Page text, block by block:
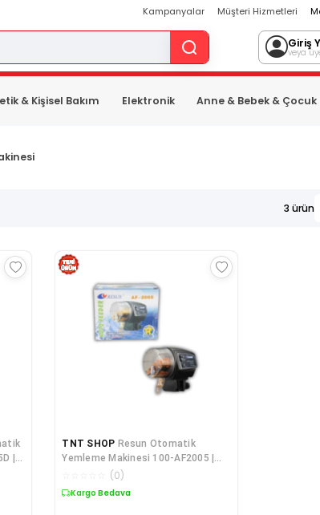
Kampanyalar Müşteri Hizmetleri
Giriş
veya
& Kişisel Bakım Elektronik Anne & Bebek & Çocuk
3 ürün
|
TNT SHOP Resun Otomatik
Yemleme Makinesi 100-AF2005 |
Akvaryum Balıkları İçin Pratik
(0)
Kargo Bedava